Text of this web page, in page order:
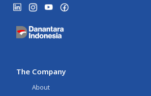
The Company
About